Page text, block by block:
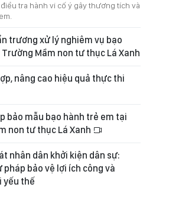
điều tra hành vi cố ý gây thương tích và
trương xử lý nghiêm vụ bạo
Mầm non tư thục Lá Xanh
nâng cao hiệu quả thực thi
bảo mẫu bạo hành trẻ em tại
non tư thục Lá Xanh
nhân dân khởi kiện dân sự:
bảo vệ lợi ích công và
yếu thế